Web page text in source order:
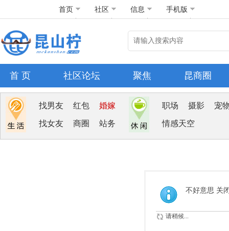
首页 社区 信息 手机版
首 页 社区论坛 聚焦 昆商圈
找男友 红包 婚嫁
找女友 商圈 站务
职场 摄影 宠
情感天空
不好意思 关
请稍候...